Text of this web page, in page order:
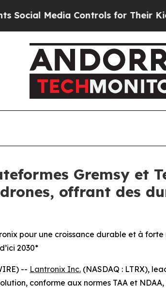
Controls for Their Kids.
Gremsy et
offrant des
pour une croissance durable et à
2030*
-- Lantronix Inc. (NASDAQ : LTRX),
conforme aux normes TAA et